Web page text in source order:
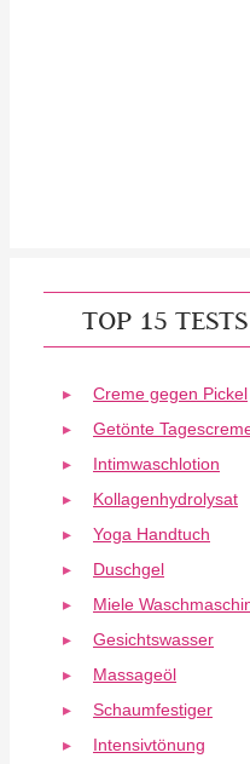
TOP 15
Creme gegen Pickel
Getönte
Intimwaschlotion
Kollagenhydrolysat
Yoga Handtuch
Duschgel
Miele
Gesichtswasser
Massageöl
Schaumfestiger
Intensivtönung